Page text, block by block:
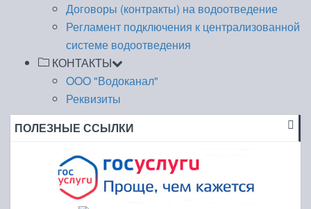
Договоры (контракты) на водоотведение
Регламент подключения к централизованной
системе водоотведения
КОНТАКТЫ
OOO "Водоканал"
Реквизиты
ПОЛЕЗНЫЕ ССЫЛКИ